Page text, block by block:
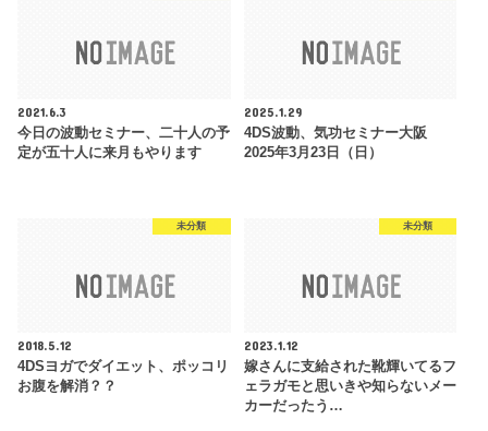
2021.6.3
今日の波動セミナー、二十人の予
定が五十人に来月もやります
2025.1.29
4DS波動、気功セミナー大阪
2025年3月23日（日）
未分類
2018.5.12
4DSヨガでダイエット、ポッコリ
お腹を解消？？
未分類
2023.1.12
嫁さんに支給された靴輝いてるフ
ェラガモと思いきや知らないメー
カーだったう…